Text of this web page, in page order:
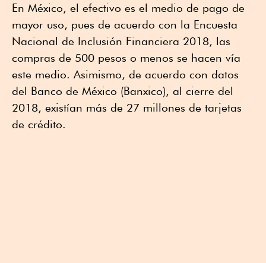
En México, el efectivo es el medio de pago de
mayor uso, pues de acuerdo con la Encuesta
Nacional de Inclusión Financiera 2018, las
compras de 500 pesos o menos se hacen vía
este medio. Asimismo, de acuerdo con datos
del Banco de México (Banxico), al cierre del
2018, existían más de 27 millones de tarjetas
de crédito.